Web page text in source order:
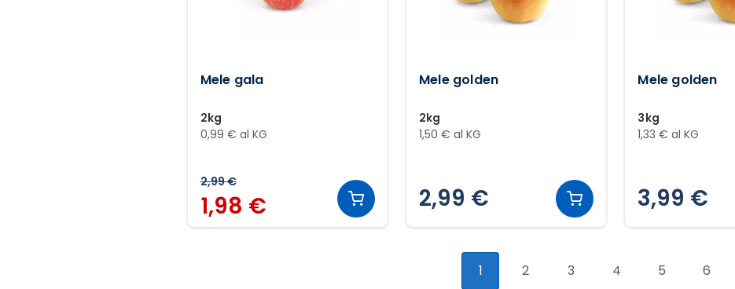
Mele gala
2kg
0,99 € al KG
2,99 €
1,98 €
Mele golden
2kg
1,50 € al KG
2,99 €
Mele golden
3kg
1,33 € al KG
3,99 €
1 2 3 4 5 6